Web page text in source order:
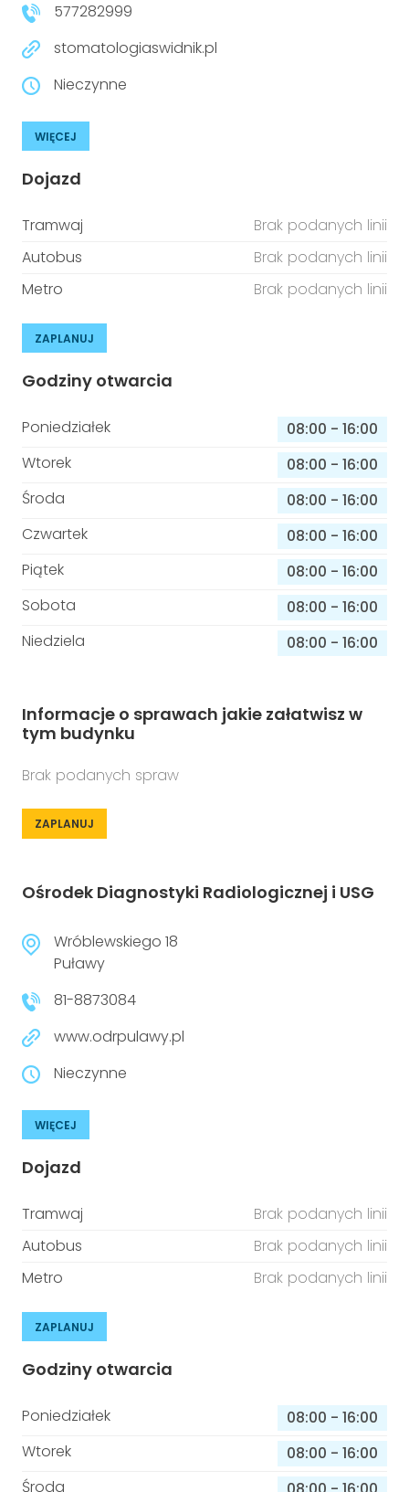
577282999
stomatologiaswidnik.pl
Nieczynne
WIĘCEJ
Dojazd
Tramwaj
Brak podanych linii
Autobus
Brak podanych linii
Metro
Brak podanych linii
ZAPLANUJ
Godziny otwarcia
Poniedziałek 08:00 - 16:00
Wtorek
08:00 - 16:00
Środa
08:00 - 16:00
Czwartek
08:00 - 16:00
Piątek
08:00 - 16:00
Sobota
08:00 - 16:00
Niedziela
08:00 - 16:00
Informacje o sprawach jakie załatwisz w
tym budynku
Brak podanych spraw
ZAPLANUJ
Ośrodek Diagnostyki Radiologicznej i USG
Wróblewskiego 18
Puławy
81-8873084
www.odrpulawy.pl
Nieczynne
WIĘCEJ
Dojazd
Tramwaj
Brak podanych linii
Autobus
Brak podanych linii
Metro
Brak podanych linii
ZAPLANUJ
Godziny otwarcia
Poniedziałek 08:00 - 16:00
Wtorek
08:00 - 16:00
Środa